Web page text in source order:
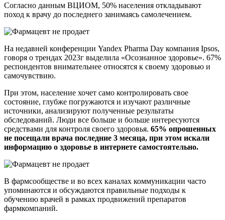
Согласно данным ВЦИОМ, 50% населения откладывают
поход к врачу до последнего занимаясь самолечением.
На недавней конференции Yandex Pharma Day компания Ipsos,
говоря о трендах 2023г выделила «Осознанное здоровье». 67%
респондентов внимательнее относятся к своему здоровью и
самочувствию.
При этом, население хочет само контролировать свое
состояние, глубже погружаются и изучают различные
источники, анализируют полученные результаты
обследований. Люди все больше и больше интересуются
средствами для контроля своего здоровья. 65% опрошенных
не посещали врача последние 3 месяца, при этом искали
информацию о здоровье в интернете самостоятельно.
В фармсообществе и во всех каналах коммуникации часто
упоминаются и обсуждаются правильные подходы к
обучению врачей в рамках продвижений препаратов
фармкомпаний.